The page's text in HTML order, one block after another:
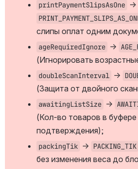
printPaymentSlipsAsOne
слипы оплат одним
ageRequiredIgnore →
(Игнорировать
doubleScanInterval →
(Защита от двойного
awaitingListSize →
(Кол-во товаров в
подтверждения);
packingTik → PACKING_TIK
без изменения веса до